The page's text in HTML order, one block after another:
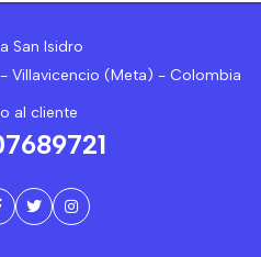
San Isidro
Villavicencio (Meta) - Colombia
al cliente